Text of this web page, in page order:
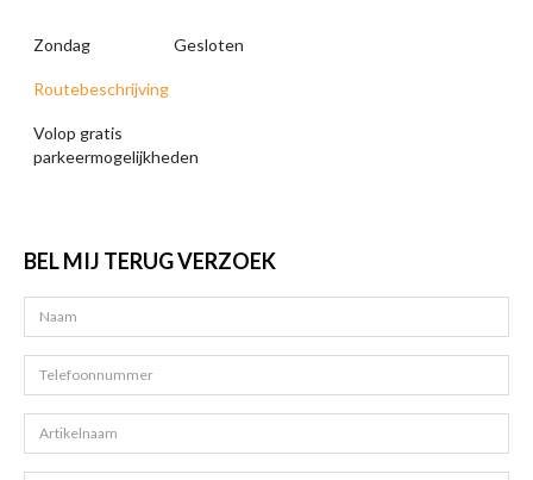
Zondag Gesloten
Routebeschrijving
Volop gratis
parkeermogelijkheden
BEL MIJ TERUG VERZOEK